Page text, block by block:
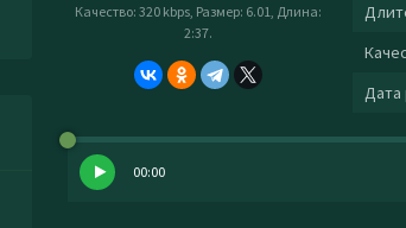
Качество: 320 kbps, Размер: 6.01, Длина:
2:37.
Дата
00:00